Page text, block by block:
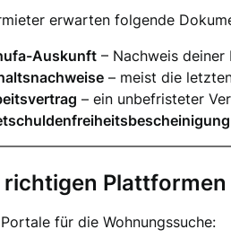
erwarten folgende
Auskunft – Nachweis deiner
– meist die
– ein unbefristeter
richtigen
für die Wohnungssuche: